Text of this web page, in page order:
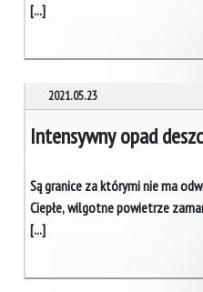
[...]
2021.05.23
Intensywny opad
Są granice za którymi nie ma
Ciepłe, wilgotne powietrze
[...]